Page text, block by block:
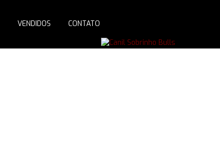
VENDIDOS CONTATO